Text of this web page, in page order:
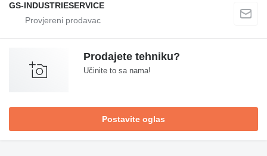
GS-INDUSTRIESERVICE
Prodajete tehniku?
Učinite to sa nama!
Postavite oglas